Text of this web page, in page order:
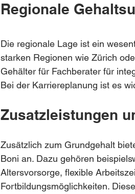
Regionale
Die regionale Lage ist ein
starken Regionen wie Zürich
Gehälter für Fachberater für
Bei der Karriereplanung ist es
Zusatzleistungen
Zusätzlich zum Grundgehalt
Boni an. Dazu gehören
Altersvorsorge, flexible
Fortbildungsmöglichkeiten.